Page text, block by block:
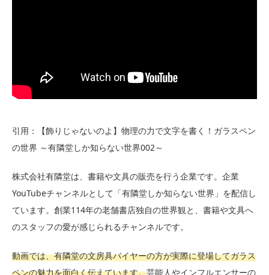
引用：【飾りじゃないのよ】物理の力で文字を書く！ガラスペン
の世界 ～有隣堂しか知らない世界002～
株式会社有隣堂は、書籍や文具の販売を行う企業です。企業
YouTubeチャンネルとして「有隣堂しか知らない世界」を配信し
ています。創業114年の老舗書店独自の世界観と、書籍や文具へ
のスタッフの愛が感じられるチャンネルです。
動画では、有隣堂の文房具バイヤーの方が実際に登場してガラス
ペンの魅力を面白く伝えています。芸能人やインフルエンサーの